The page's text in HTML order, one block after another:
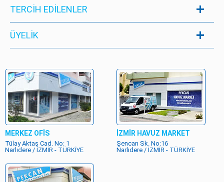
TERCİH EDİLENLER
ÜYELIK
MERKEZ OFİS
Tülay Aktaş Cad. No: 1
Narlıdere / İZMİR - TÜRKİYE
İZMİR HAVUZ MARKET
Şencan Sk. No:16
Narlıdere / İZMİR - TÜRKİYE